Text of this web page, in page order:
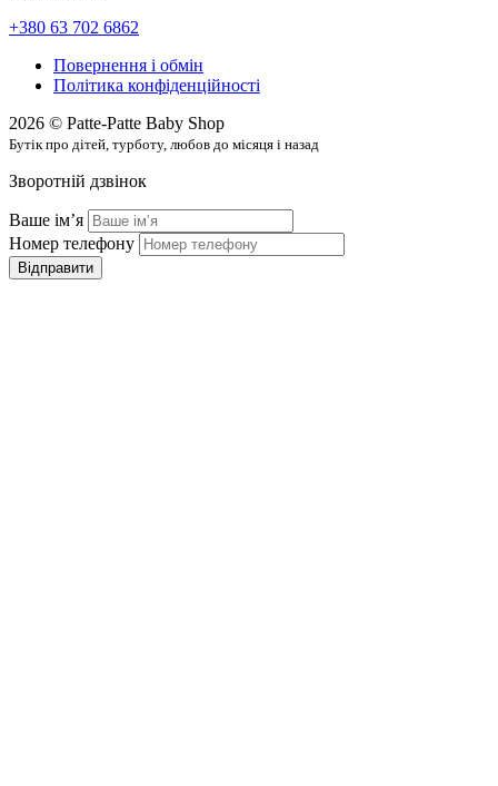
+380 63 702 6862
Повернення і обмін
Політика конфіденційності
2026 © Patte-Patte Baby Shop
Бутік про дітей, турботу, любов до місяця і назад
Зворотній дзвінок
Ваше імʼя
Номер телефону
Відправити